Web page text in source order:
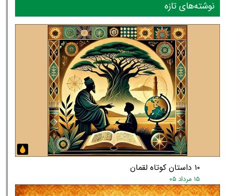
۱۰ داستان کوتاه لقمان
۱۵ مرداد ۰۵
نوشته‌های تازه